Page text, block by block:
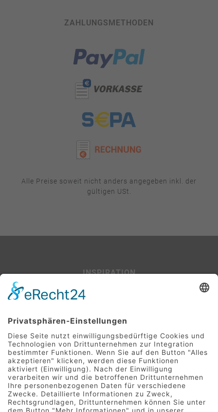
ZAHLUNGSMETHODEN
Alle Preise soweit nicht anders angegeben inkl. der
gültigen USt.
INSPIRATION
Beispiel-Projekte
SERVICE
Leitfaden für Baufinanzierer:innen
Glossar